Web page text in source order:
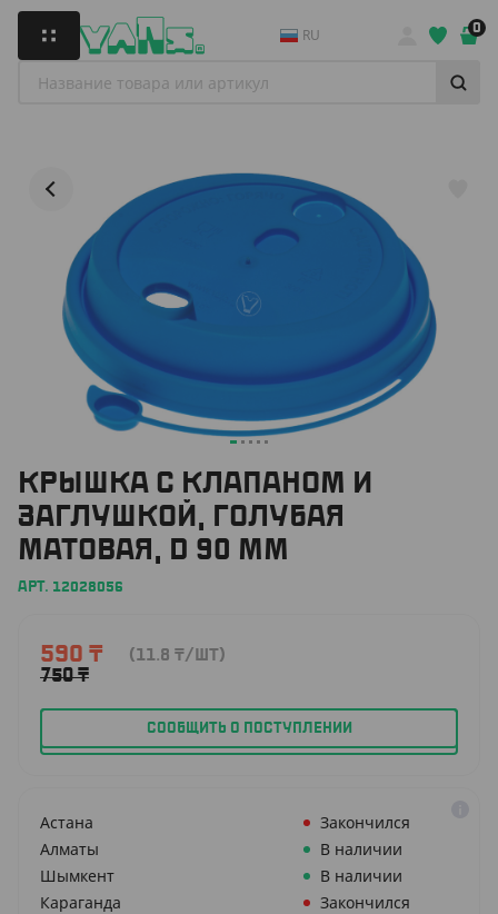
RU 0
КРЫШКА С КЛАПАНОМ И
ЗАГЛУШКОЙ, ГОЛУБАЯ
МАТОВАЯ, D 90 ММ
АРТ. 12028056
590 ₸
750₸
(11.8 ₸/ШТ)
СООБЩИТЬ О ПОСТУПЛЕНИИ
Астана
Закончился
Алматы
В наличии
Шымкент
В наличии
Караганда
Закончился